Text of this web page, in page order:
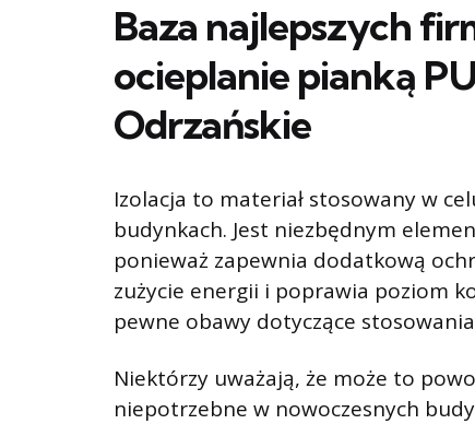
Baza najlepszych
ocieplanie pianką
Odrzańskie
Izolacja to materiał stosowany w
budynkach. Jest niezbędnym
ponieważ zapewnia dodatkową
zużycie energii i poprawia poziom
pewne obawy dotyczące
Niektórzy uważają, że może to
niepotrzebne w nowoczesnych